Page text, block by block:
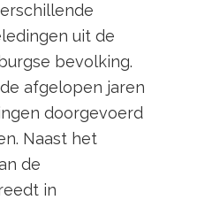
uit de
bevolking.
afgelopen jaren
doorgevoerd
Naast het
de
in